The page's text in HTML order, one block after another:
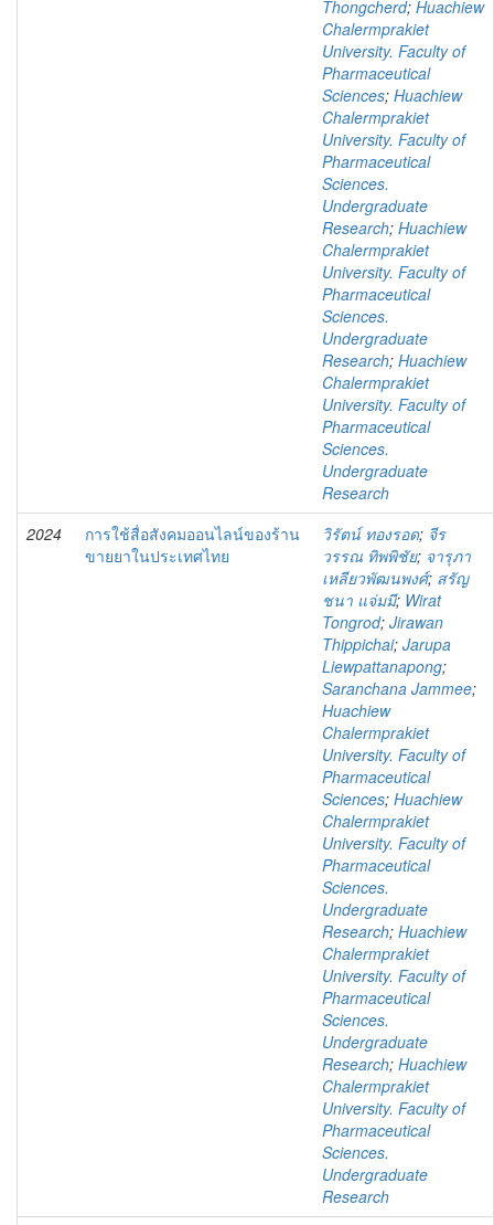
Thongcherd; Huachiew
Chalermprakiet
University. Faculty of
Pharmaceutical
Sciences; Huachiew
Chalermprakiet
University. Faculty of
Pharmaceutical
Sciences.
Undergraduate
Research; Huachiew
Chalermprakiet
University. Faculty of
Pharmaceutical
Sciences.
Undergraduate
Research; Huachiew
Chalermprakiet
University. Faculty of
Pharmaceutical
Sciences.
Undergraduate
Research
2024
การใช้สื่อสังคมออนไลน์ของร้าน
ขายยาในประเทศไทย
วิรัตน์ ทองรอด; จีร
วรรณ ทิพพิชัย; จารุภา
เหลียวพัฒนพงศ์; สรัญ
ชนา แจ่มมี; Wirat
Tongrod; Jirawan
Thippichai; Jarupa
Liewpattanapong;
Saranchana Jammee;
Huachiew
Chalermprakiet
University. Faculty of
Pharmaceutical
Sciences; Huachiew
Chalermprakiet
University. Faculty of
Pharmaceutical
Sciences.
Undergraduate
Research; Huachiew
Chalermprakiet
University. Faculty of
Pharmaceutical
Sciences.
Undergraduate
Research; Huachiew
Chalermprakiet
University. Faculty of
Pharmaceutical
Sciences.
Undergraduate
Research